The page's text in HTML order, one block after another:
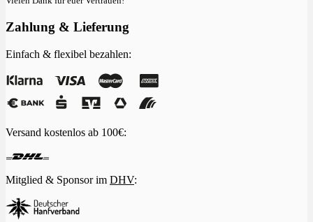
Zahlung & Lieferung
Einfach & flexibel bezahlen:
Versand kostenlos ab 100€:
Mitglied & Sponsor im DHV: